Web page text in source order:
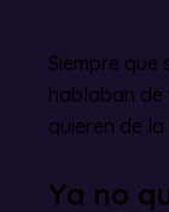
Siempre
hablaban de
quieren de la
Ya no